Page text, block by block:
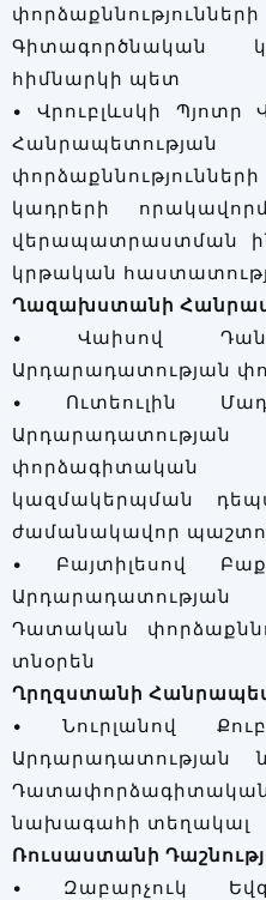
Գիտագործնական
հիմնարկի պետ
• Վրուբլևսկի Պյոտր
կադրերի
վերապատրաստման
կրթական
Ղազախստանի
• Վաիսով
Արդարադատության
• Ուտեուլին
փորձագիտական
կազմակերպման
ժամանակավոր
• Բայտիլեսով
Դատական
տնօրեն
Ղրղզստանի
• Նուրլանով
Արդարադատության
նախագահի տեղակալ
Ռուսաստանի
• Զաբարչուկ